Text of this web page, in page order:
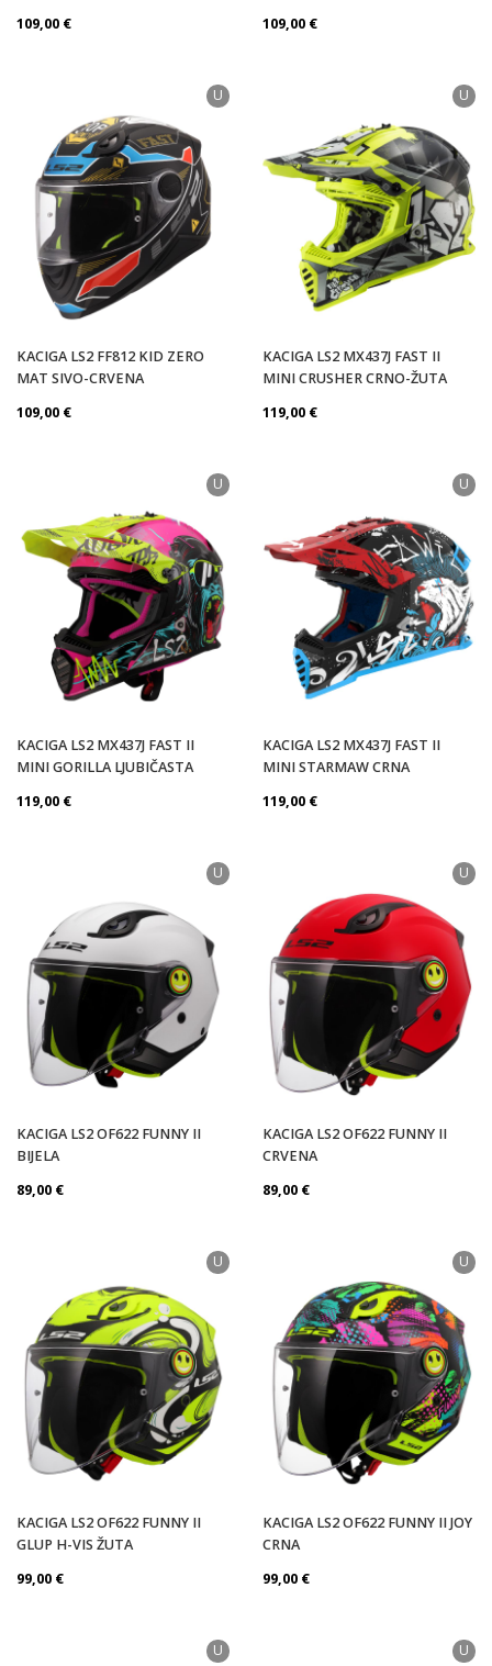
109,00 €
109,00 €
U
KACIGA LS2 FF812 KID ZERO
MAT SIVO-CRVENA
109,00 €
U
KACIGA LS2 MX437J FAST II
MINI CRUSHER CRNO-ŽUTA
119,00 €
U
KACIGA LS2 MX437J FAST II
MINI GORILLA LJUBIČASTA
119,00 €
U
KACIGA LS2 MX437J FAST II
MINI STARMAW CRNA
119,00 €
U
KACIGA LS2 OF622 FUNNY II
BIJELA
89,00 €
U
KACIGA LS2 OF622 FUNNY II
CRVENA
89,00 €
U
KACIGA LS2 OF622 FUNNY II
GLUP H-VIS ŽUTA
99,00 €
U
KACIGA LS2 OF622 FUNNY II JOY
CRNA
99,00 €
U U